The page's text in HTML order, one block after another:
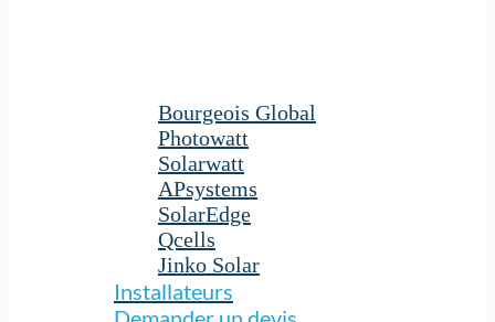
Bourgeois Global
Photowatt
Solarwatt
APsystems
SolarEdge
Qcells
Jinko Solar
Installateurs